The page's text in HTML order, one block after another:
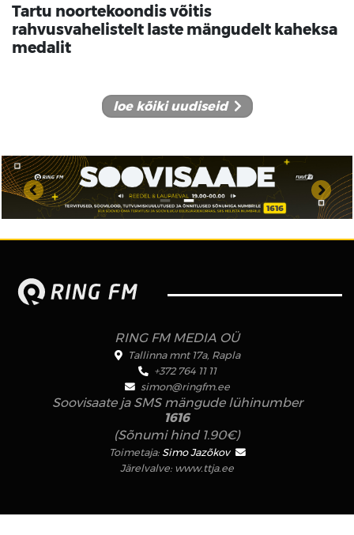
Tartu noortekoondis võitis
rahvusvahelistelt laste mängudelt kaheksa
medalit
loe kõiki uudiseid
RING FM MEDIA OÜ
Tallinna mnt 17a, Rapla
+372 764 11 11
simon@ringfm.ee
Soovisaate ja SMS mängude lühinumber
1616
(Sõnumi hind 1.90€)
Toimetaja: Simo Jazõkov
Järelvalve: www.ttja.ee